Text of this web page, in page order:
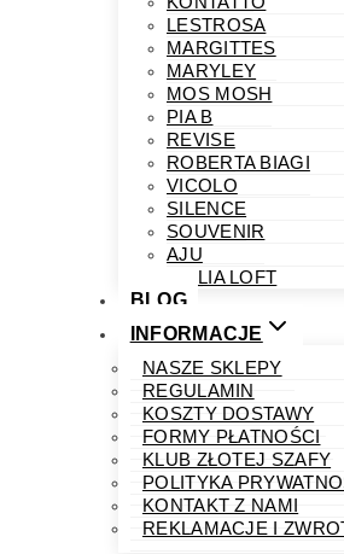
LESTROSA
MARGITTES
MARYLEY
MOS MOSH
PIA B
REVISE
ROBERTA BIAGI
VICOLO
SILENCE
SOUVENIR
AJU
PHILIA LOFT
BLOG
INFORMACJE
NASZE SKLEPY
REGULAMIN
KOSZTY DOSTAWY
FORMY PŁATNOŚCI
KLUB ZŁOTEJ SZAFY
POLITYKA
KONTAKT Z NAMI
REKLAMACJE I